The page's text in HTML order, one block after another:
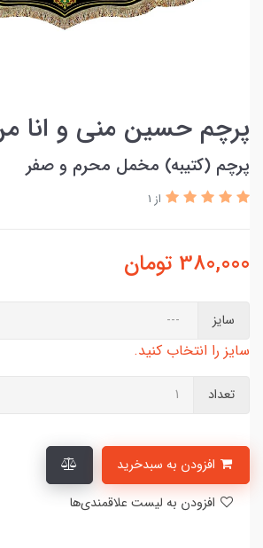
پرچم حسين مني و انا
پرچم (کتیبه) مخمل محرم و صفر
از 1
380,000 تومان
سایز
سایز را انتخاب کنید.
تعداد